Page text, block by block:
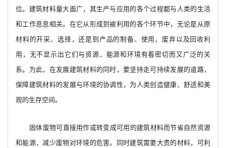
位。建筑材料量大面广，其生产与应用的各个过程都与人类的生活
和工作息息相关。在它从形成到被利用的各个环节中，无论是从原
材料的开采、选择，还是到产品的制备、使用、废弃以及回收利
用，无不显示出它们与资源、能源和环境有着密切而又广泛的关
系。为此，在发展建筑材料的同时，要坚持走可持续发展的道路，
保障建筑材料的发展与环境的协调性，为人类创造健康、舒适和美
观的生存空间。
固体废物可直接用作或转变成可用的建筑材料而节省自然资源
和能源，减少废物对环境的危害。同时建筑需要大贵的材料，可利